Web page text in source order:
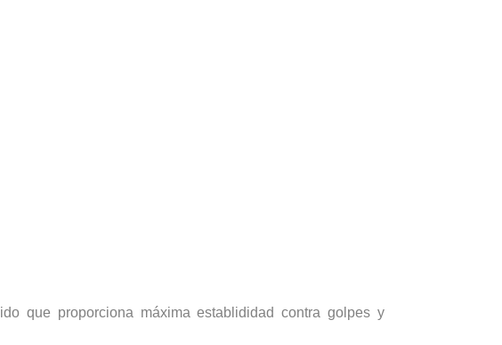
que proporciona máxima establididad contra golpes y